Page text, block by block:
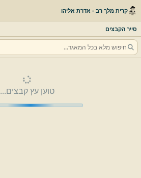
קרית מלך רב - אדרת אליהו
סייר הקבצים
טוען עץ קבצים...